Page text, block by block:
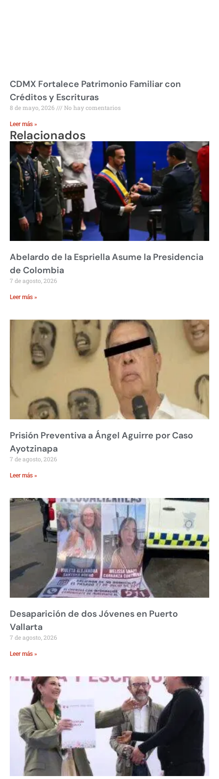
CDMX Fortalece Patrimonio Familiar con
Créditos y Escrituras
8 de mayo, 2026 No hay comentarios
Leer más »
Relacionados
Abelardo de la Espriella Asume la Presidencia
de Colombia
7 de agosto, 2026
Leer más »
Prisión Preventiva a Ángel Aguirre por Caso
Ayotzinapa
7 de agosto, 2026
Leer más »
Desaparición de dos Jóvenes en Puerto
Vallarta
7 de agosto, 2026
Leer más »